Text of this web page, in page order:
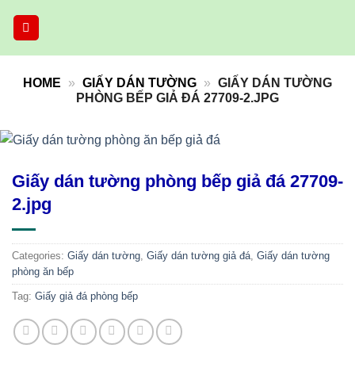
HOME » GIẤY DÁN TƯỜNG » GIẤY DÁN TƯỜNG
PHÒNG BẾP GIẢ ĐÁ 27709-2.JPG
Giấy dán tường phòng bếp giả đá 27709-
2.jpg
Categories: Giấy dán tường, Giấy dán tường giả đá, Giấy dán tường
phòng ăn bếp
Tag: Giấy giả đá phòng bếp